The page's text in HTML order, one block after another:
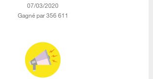
‎07/03/2020
Gagné par 356 611